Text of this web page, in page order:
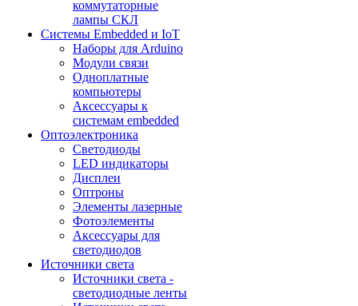
коммутаторные
лампы СКЛ
Системы Embedded и IoT
Наборы для Arduino
Модули связи
Одноплатные
компьютеры
Аксессуары к
системам embedded
Oптоэлектроника
Светодиоды
LED индикаторы
Дисплеи
Оптроны
Элементы лазерные
Фотоэлементы
Аксессуары для
светодиодов
Источники света
Источники света -
светодиодные ленты